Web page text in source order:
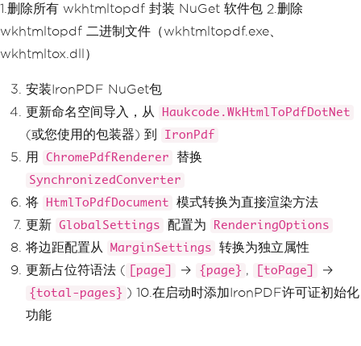
1.删除所有 wkhtmltopdf 封装 NuGet 软件包 2.删除
wkhtmltopdf 二进制文件（wkhtmltopdf.exe、
wkhtmltox.dll）
安装IronPDF NuGet包
更新命名空间导入，从
Haukcode.WkHtmlToPdfDotNet
(或您使用的包装器) 到 IronPdf
用 ChromePdfRenderer 替换
SynchronizedConverter
将 HtmlToPdfDocument
模式转换为直接渲染方法
更新 GlobalSettings 配置为 RenderingOptions
将边距配置从 MarginSettings
转换为独立属性
更新占位符语法 (
[page] → {page} , [toPage] →
{total-pages} ) 10.在启动时添加IronPDF许可证初始化
功能